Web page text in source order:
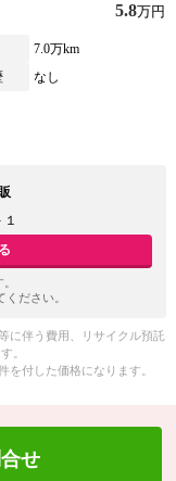
5.8万円
7.0万km
なし
ださい。
に伴う費用、リサイクル預託
。
を付した価格になります。
せ